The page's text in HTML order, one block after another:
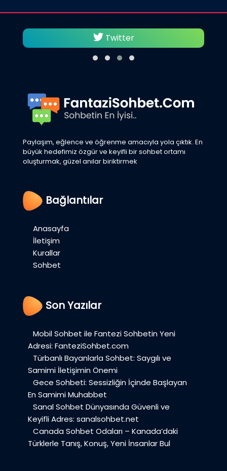
Twitter
Paylaşım, eğlence ve öğrenme amacıyla yola çıktık. En
büyük hedefimiz özgür ve keyifli bir sohbet ortamı
oluşturmak, güzel anılar biriktirmek
Bağlantılar
Anasayfa
İletişim
Kurallar
Sohbet
Son Yazılar
Mobil Sohbet ile Fantezi Sohbetin Yeni
Adresi: FanteziSohbet.com
Türbanlı Bayanlarla Sohbet: Saygılı ve
Samimi İletişimin Önemi
Gece Sohbeti: Sessizliğin İçinde Başlayan
En Samimi Muhabbet
Sanal Sohbet Dünyasında Güvenli ve
Keyifli Adres: sanalsohbet.net
Canada Sohbet Odaları – Kanada’daki
Türklerle Tanış, Konuş, Yeni İnsanlar Bul